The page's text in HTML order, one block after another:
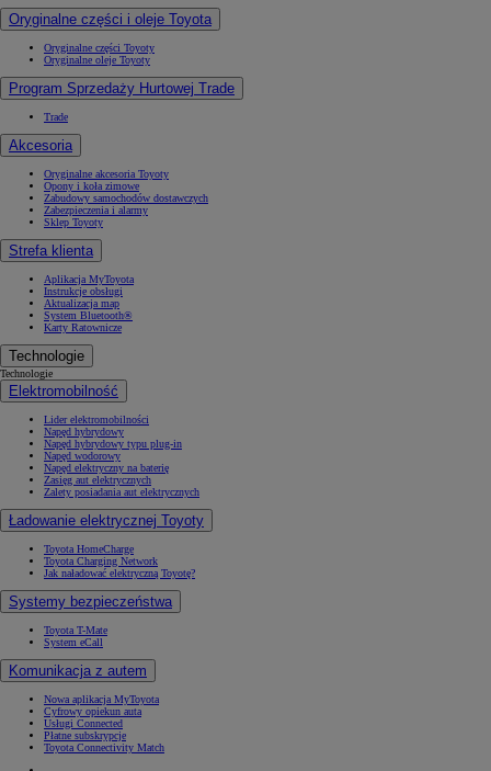
Oryginalne części i oleje Toyota
Oryginalne części Toyoty
Oryginalne oleje Toyoty
Program Sprzedaży Hurtowej Trade
Trade
Akcesoria
Oryginalne akcesoria Toyoty
Opony i koła zimowe
Zabudowy samochodów dostawczych
Zabezpieczenia i alarmy
Sklep Toyoty
Strefa klienta
Aplikacja MyToyota
Instrukcje obsługi
Aktualizacja map
System Bluetooth®
Karty Ratownicze
Technologie
Technologie
Elektromobilność
Lider elektromobilności
Napęd hybrydowy
Napęd hybrydowy typu plug-in
Napęd wodorowy
Napęd elektryczny na baterię
Zasięg aut elektrycznych
Zalety posiadania aut elektrycznych
Ładowanie elektrycznej Toyoty
Toyota HomeCharge
Toyota Charging Network
Jak naładować elektryczną Toyotę?
Systemy bezpieczeństwa
Toyota T-Mate
System eCall
Komunikacja z autem
Nowa aplikacja MyToyota
Cyfrowy opiekun auta
Usługi Connected
Płatne subskrypcje
Toyota Connectivity Match